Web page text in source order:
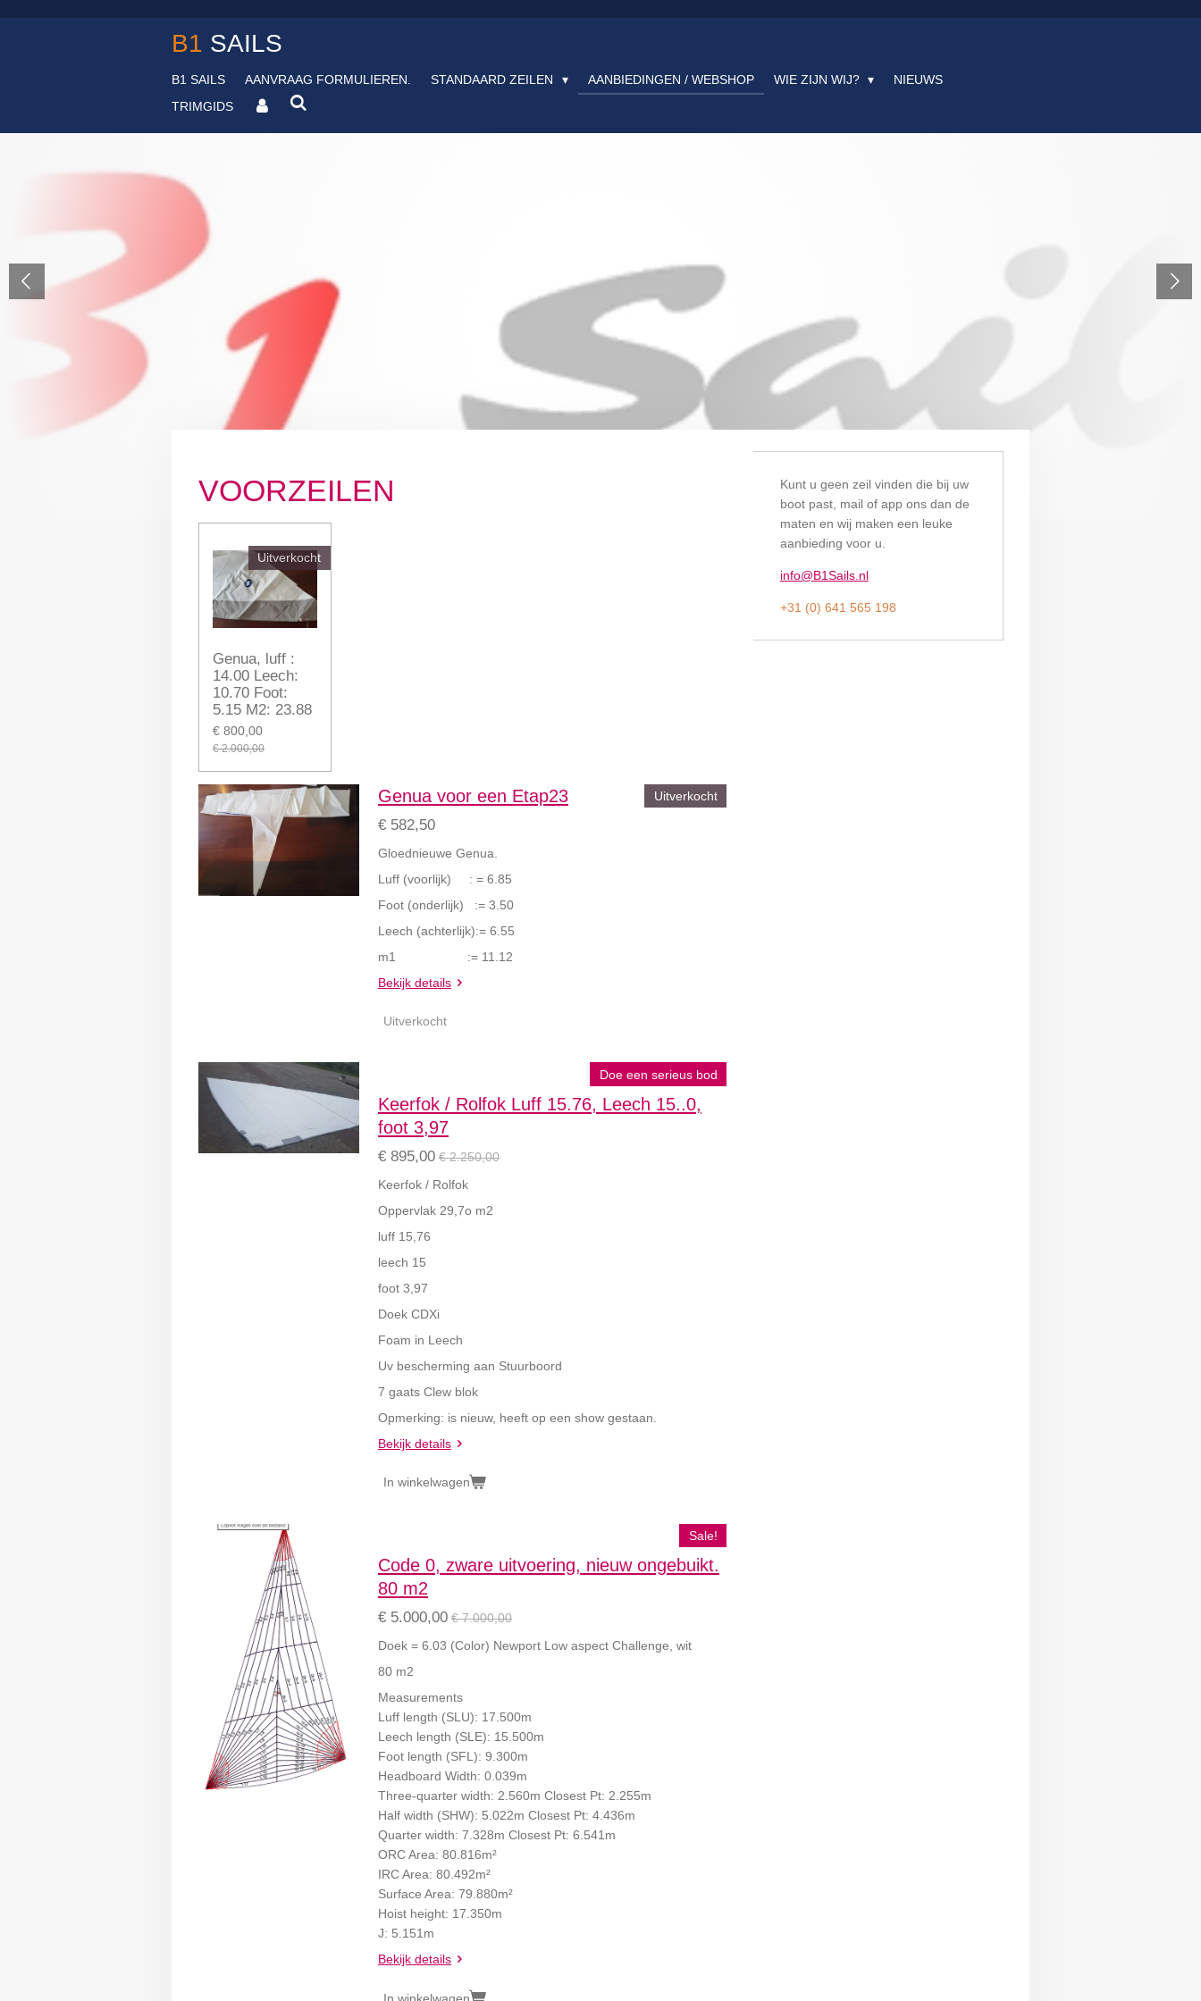
B1 SAILS
B1 SAILS AANVRAAG FORMULIEREN. STANDAARD ZEILEN AANBIEDINGEN / WEBSHOP WIE ZIJN WIJ?
NIEUWS
TRIMGIDS
VOORZEILEN
Uitverkocht
Genua, luff :
14.00 Leech:
10.70 Foot:
5.15 M2: 23.88
€ 800,00
€ 2.000,00
Uitverkocht
Genua voor een Etap23
€ 582,50
Gloednieuwe Genua.
Luff (voorlijk) : = 6.85
Foot (onderlijk) := 3.50
Leech (achterlijk):= 6.55
m1 := 11.12
Bekijk details
Uitverkocht
Doe een serieus bod
Keerfok / Rolfok Luff 15.76, Leech 15..0,
foot 3,97
€ 895,00 € 2.250,00
Keerfok / Rolfok
Oppervlak 29,7o m2
luff 15,76
leech 15
foot 3,97
Doek CDXi
Foam in Leech
Uv bescherming aan Stuurboord
7 gaats Clew blok
Opmerking: is nieuw, heeft op een show gestaan.
Bekijk details
In winkelwagen
Sale!
Code 0, zware uitvoering, nieuw ongebuikt.
80 m2
€ 5.000,00 € 7.000,00
Doek = 6.03 (Color) Newport Low aspect Challenge, wit
80 m2
Measurements
Luff length (SLU): 17.500m
Leech length (SLE): 15.500m
Foot length (SFL): 9.300m
Headboard Width: 0.039m
Three-quarter width: 2.560m Closest Pt: 2.255m
Half width (SHW): 5.022m Closest Pt: 4.436m
Quarter width: 7.328m Closest Pt: 6.541m
ORC Area: 80.816m²
IRC Area: 80.492m²
Surface Area: 79.880m²
Hoist height: 17.350m
J: 5.151m
Bekijk details
In winkelwagen
Kunt u geen zeil vinden die bij uw
boot past, mail of app ons dan de
maten en wij maken een leuke
aanbieding voor u.
info@B1Sails.nl
+31 (0) 641 565 198